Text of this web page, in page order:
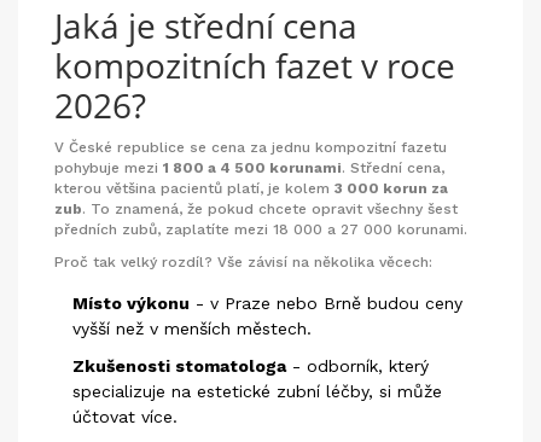
Jaká je střední cena
kompozitních fazet v roce
2026?
V České republice se cena za jednu kompozitní fazetu
pohybuje mezi 1 800 a 4 500 korunami. Střední cena,
kterou většina pacientů platí, je kolem 3 000 korun za
zub. To znamená, že pokud chcete opravit všechny šest
předních zubů, zaplatíte mezi 18 000 a 27 000 korunami.
Proč tak velký rozdíl? Vše závisí na několika věcech:
Místo výkonu - v Praze nebo Brně budou ceny
vyšší než v menších městech.
Zkušenosti stomatologa- odborník, který
specializuje na estetické zubní léčby, si může
účtovat více.